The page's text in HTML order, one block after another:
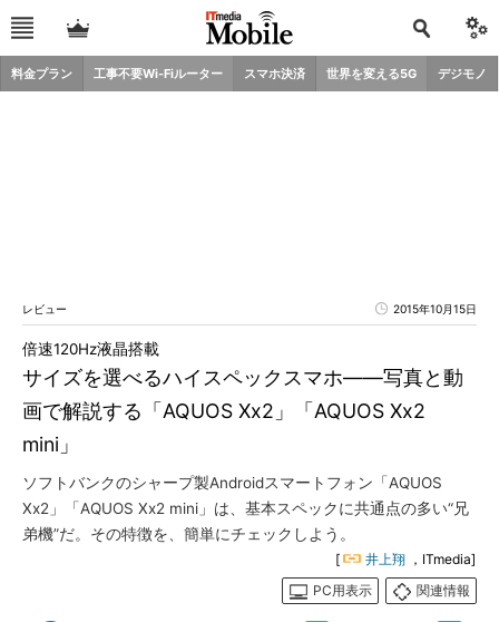
料金プラン 工事不要Wi-Fiルーター スマホ決済 世界を変える5G デジモノ
レビュー 2015年10月15日
サイズを選べるハイスペックスマホ――写真と動
画で解説する「AQUOS Xx2」「AQUOS Xx2
mini」
倍速120Hz液晶搭載
ソフトバンクのシャープ製Androidスマートフォン「AQUOS
Xx2」「AQUOS Xx2 mini」は、基本スペックに共通点の多い“兄
弟機”だ。その特徴を、簡単にチェックしよう。
[ 井上翔 ，ITmedia]
PC用表示
関連情報